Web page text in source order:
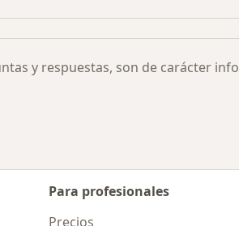
y respuestas, son de carácter
Para profesionales
Precios